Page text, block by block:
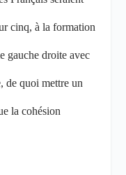
cinq, à la formation
gauche droite avec
de quoi mettre un
la cohésion